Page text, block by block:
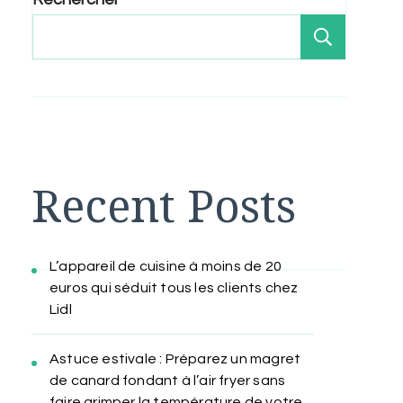
Recent Posts
L’appareil de cuisine à moins de 20
euros qui séduit tous les clients chez
Lidl
Astuce estivale : Préparez un magret
de canard fondant à l’air fryer sans